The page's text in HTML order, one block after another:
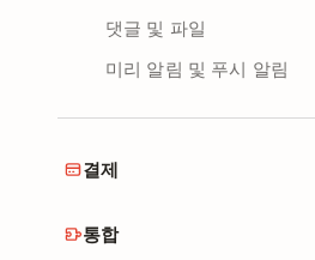
댓글 및 파일
미리 알림 및 푸시 알림
결제
통합